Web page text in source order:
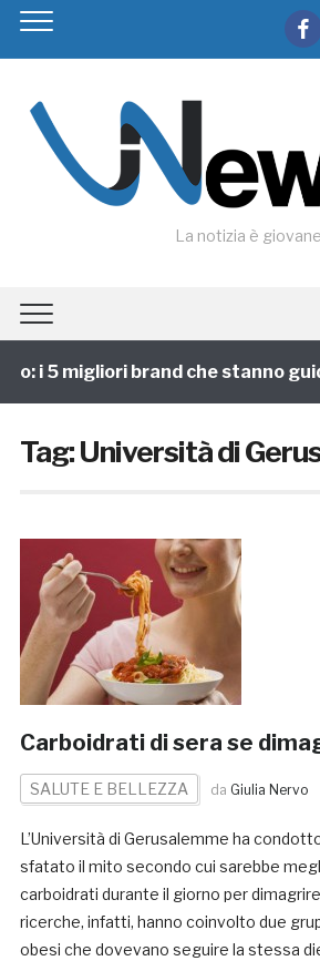
La notizia è giovane
i 5 migliori brand che stanno
Tag:Università di
Carboidrati di sera se
SALUTE E BELLEZZA da Giulia Nervo
L’Università di Gerusalemme ha
sfatato il mito secondo cui sarebbe
carboidrati durante il giorno per
ricerche, infatti, hanno coinvolto due
obesi che dovevano seguire la stessa